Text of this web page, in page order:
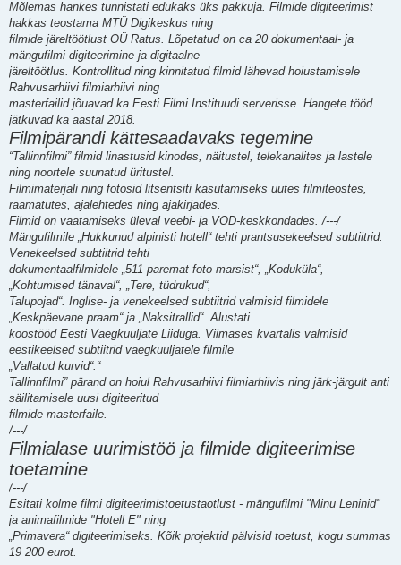
Mõlemas hankes tunnistati edukaks üks pakkuja. Filmide digiteerimist
hakkas teostama MTÜ Digikeskus ning
filmide järeltöötlust OÜ Ratus. Lõpetatud on ca 20 dokumentaal- ja
mängufilmi digiteerimine ja digitaalne
järeltöötlus. Kontrollitud ning kinnitatud filmid lähevad hoiustamisele
Rahvusarhiivi filmiarhiivi ning
masterfailid jõuavad ka Eesti Filmi Instituudi serverisse. Hangete tööd
jätkuvad ka aastal 2018.
Filmipärandi kättesaadavaks tegemine
“Tallinnfilmi” filmid linastusid kinodes, näitustel, telekanalites ja lastele
ning noortele suunatud üritustel.
Filmimaterjali ning fotosid litsentsiti kasutamiseks uutes filmiteostes,
raamatutes, ajalehtedes ning ajakirjades.
Filmid on vaatamiseks üleval veebi- ja VOD-keskkondades. /---/
Mängufilmile „Hukkunud alpinisti hotell“ tehti prantsusekeelsed subtiitrid.
Venekeelsed subtiitrid tehti
dokumentaalfilmidele „511 paremat foto marsist“, „Koduküla“,
„Kohtumised tänaval“, „Tere, tüdrukud“,
Talupojad“. Inglise- ja venekeelsed subtiitrid valmisid filmidele
„Keskpäevane praam“ ja „Naksitrallid“. Alustati
koostööd Eesti Vaegkuuljate Liiduga. Viimases kvartalis valmisid
eestikeelsed subtiitrid vaegkuuljatele filmile
„Vallatud kurvid“.“
Tallinnfilmi” pärand on hoiul Rahvusarhiivi filmiarhiivis ning järk-järgult anti
säilitamisele uusi digiteeritud
filmide masterfaile.
/---/
Filmialase uurimistöö ja filmide digiteerimise
toetamine
/---/
Esitati kolme filmi digiteerimistoetustaotlust - mängufilmi "Minu Leninid"
ja animafilmide "Hotell E" ning
„Primavera“ digiteerimiseks. Kõik projektid pälvisid toetust, kogu summas
19 200 eurot.